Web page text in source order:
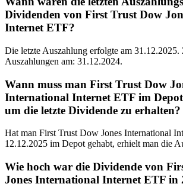
Dividenden von First Trust Dow
Internet ETF?
Die letzte Auszahlung erfolgte am
Auszahlungen am: 31.12.2024.
Wann muss man First Trust Dow
International Internet ETF im
um die letzte Dividende zu erhalten?
Hat man First Trust Dow Jones International
12.12.2025 im Depot gehabt, erhielt man die
Wie hoch war die Dividende von
Jones International Internet ETF in